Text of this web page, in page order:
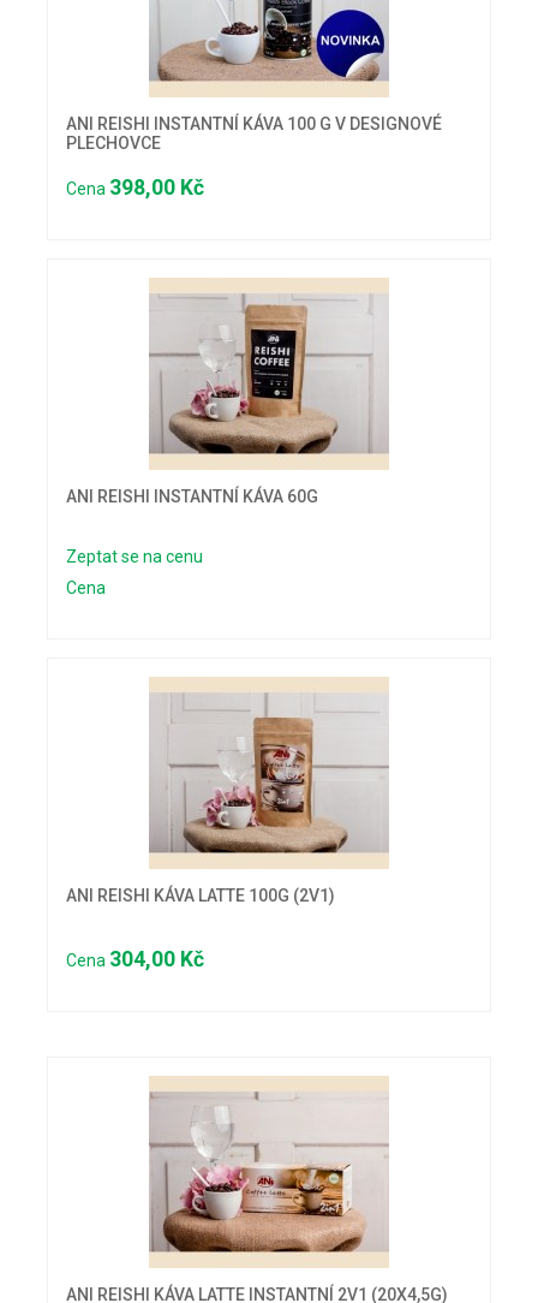
ANI REISHI INSTANTNÍ KÁVA 100 G V DESIGNOVÉ
PLECHOVCE
Cena 398,00 Kč
ANI REISHI INSTANTNÍ KÁVA 60G
Zeptat se na cenu
Cena
ANI REISHI KÁVA LATTE 100G (2V1)
Cena 304,00 Kč
ANI REISHI KÁVA LATTE INSTANTNÍ 2V1 (20X4,5G)